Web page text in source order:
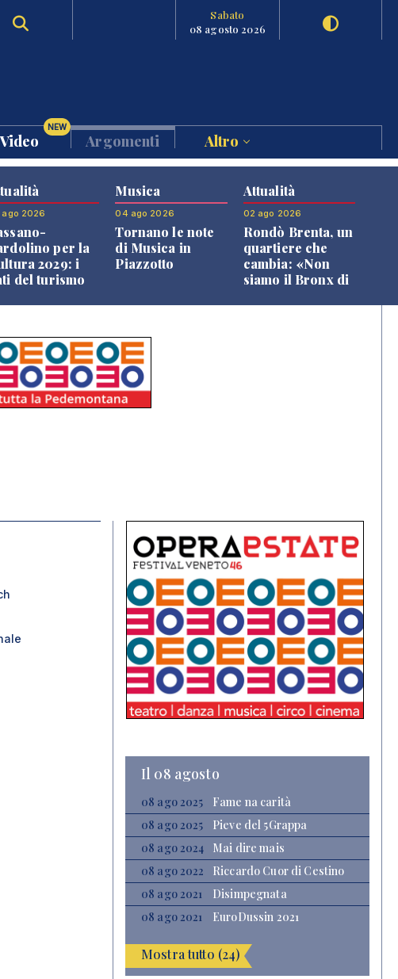
Sabato
08 agosto 2026
Video
NEW
Argomenti Altro
2026
per la
2029: i
del turismo
Musica
04 ago 2026
Tornano le note
di Musica in
Piazzotto
Attualità
02 ago 2026
Rondò Brenta, un
quartiere che
cambia: «Non
siamo il Bronx di
Il 08 agosto
08 ago 2025
Fame na carità
08 ago 2025
Pieve del 5Grappa
08 ago 2024
Mai dire mais
08 ago 2022
Riccardo Cuor di Cestino
08 ago 2021
Disimpegnata
08 ago 2021
EuroDussin 2021
Mostra tutto (24)